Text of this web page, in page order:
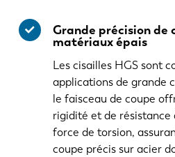
Grande précision de
matériaux épais
Les cisailles HGS sont
applications de grande
le faisceau de coupe
rigidité et de
force de torsion,
coupe précis sur acier